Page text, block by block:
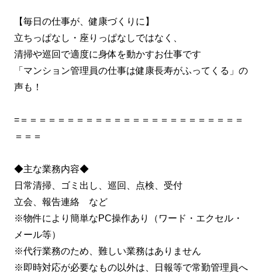
【毎日の仕事が、健康づくりに】
立ちっぱなし・座りっぱなしではなく、
清掃や巡回で適度に身体を動かすお仕事です
「マンション管理員の仕事は健康長寿がふってくる」の
声も！
=＝＝＝＝＝＝＝＝＝＝＝＝＝＝＝＝＝＝＝＝＝＝＝＝
＝＝＝
◆主な業務内容◆
日常清掃、ゴミ出し、巡回、点検、受付
立会、報告連絡 など
※物件により簡単なPC操作あり（ワード・エクセル・
メール等）
※代行業務のため、難しい業務はありません
※即時対応が必要なもの以外は、日報等で常勤管理員へ